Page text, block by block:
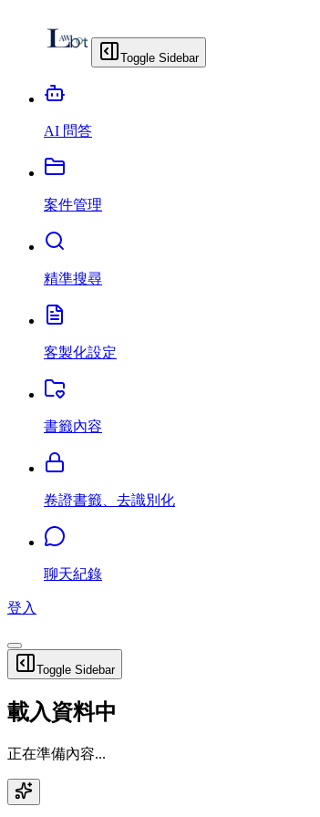
Toggle Sidebar
AI 問答
案件管理
精準搜尋
客製化設定
書籤內容
卷證書籤、去識別化
聊天紀錄
登入
Toggle Sidebar
載入資料中
正在準備內容...